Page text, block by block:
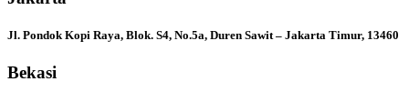
Jl. Pondok Kopi Raya, Blok. S4, No.5a, Duren Sawit – Jakarta Timur, 13460
Bekasi